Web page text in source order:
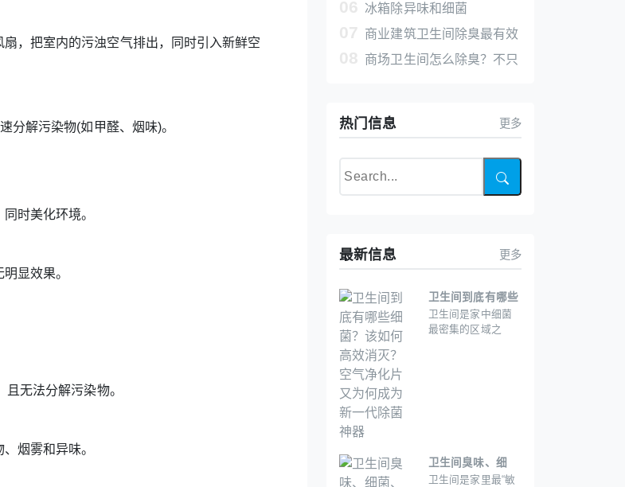
，把室内的污浊空气排出，同时引入新鲜空
分解污染物(如甲醛、烟味)。
时美化环境。
显效果。
无法分解污染物。
烟雾和异味。
冰箱除异味和细菌
商业建筑卫生间除臭最有效
的方法 空气净化片真正分解臭
商场卫生间怎么除臭？不只
热门信息 更多
最新信息 更多
卫生间到底有哪些
细菌？该如何高效
消灭？空气净化片
卫生间是家中细菌
最密集的区域之
卫生间臭味、细
菌、烟味怎么解
卫生间是家里最“敏